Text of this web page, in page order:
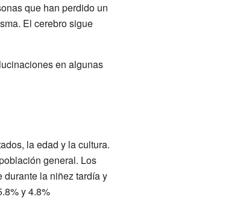
que han perdido un
El cerebro sigue
en algunas
la edad y la cultura.
general. Los
durante la niñez tardía y
y 4.8%